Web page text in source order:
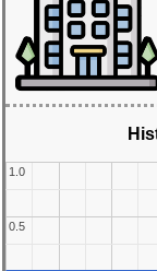
0.5
0.5
1.0
1.0